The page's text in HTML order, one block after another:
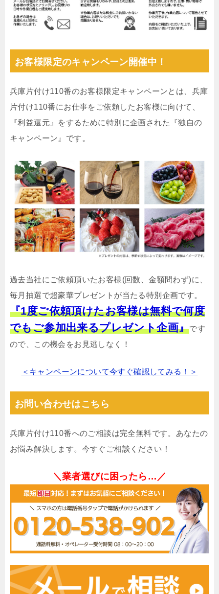
お客様限定のキャンペーン開催中！
兵庫片付け110番のお客様限定キャンペーンとは、兵庫
片付け110番にお仕事をご依頼したお客様に向けて、
『利益還元』をするために特別に企画された『独自の
キャンペーン』です。
過去当社にご依頼頂いたお客様(回数、金額問わず)に、
毎月抽選で超豪華プレゼントが当たる特別企画です。
『1度ご依頼頂けたお客様は無料で何度
でもご参加出来るプレゼント企画』です
ので、この機会をお見逃しなく！
＜キャンペーンについて今すぐ確認してみる！＞
お問い合わせはこちら
兵庫片付け110番へのご相談は完全無料です。あなたの
お悩み解決します。今すぐご相談ください！
＼業者選びに困ったら…／